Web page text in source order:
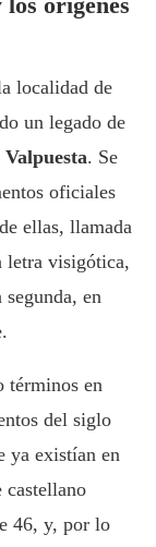
localidad de
un legado de
. Se
oficiales
ellas, llamada
letra visigótica,
en
términos en
del siglo
ya existían en
castellano
46, y, por lo